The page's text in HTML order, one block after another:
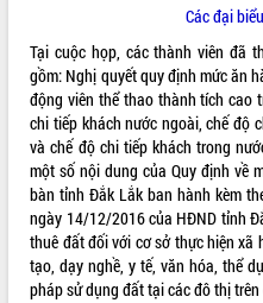
Các đại
Tại cuộc họp, các thành viên đã
gồm: Nghị quyết quy định mức ăn
động viên thể thao thành tích cao
chi tiếp khách nước ngoài, chế độ
và chế độ chi tiếp khách trong
một số nội dung của Quy định về
bàn tỉnh Đắk Lắk ban hành kèm
ngày 14/12/2016 của HĐND tỉnh
thuê đất đối với cơ sở thực hiện
tạo, dạy nghề, y tế, văn hóa, thể
pháp sử dụng đất tại các đô thị